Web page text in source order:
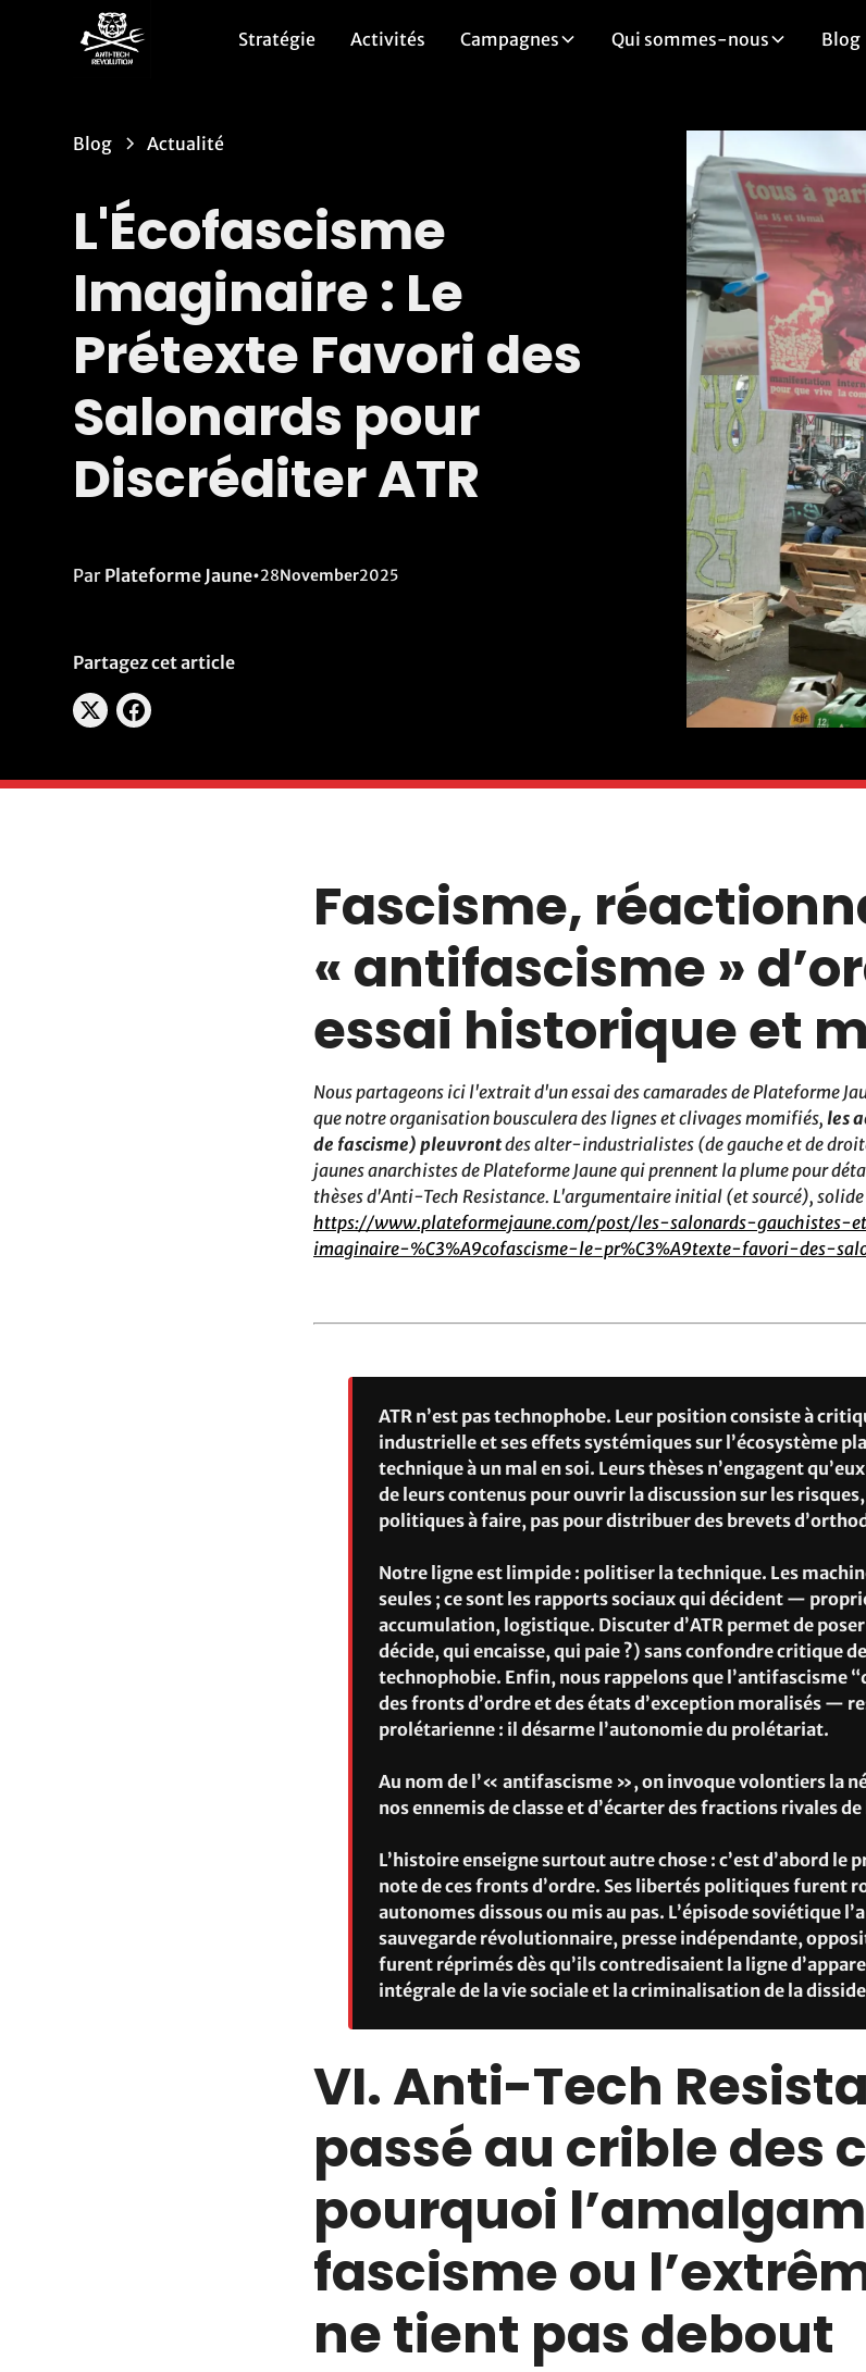
Stratégie Activités Campagnes Qui sommes-nous Blog
Blog Actualité
L'Écofascisme
Imaginaire : Le
Prétexte Favori des
Salonards pour
Discréditer ATR
Par Plateforme Jaune•28November2025
Partagez cet article
Fascisme,
« antifascisme »
essai historique et
Nous partageons ici l'extrait d'un essai des camarades de Plateforme
que notre organisation bousculera des lignes et clivages momifiés, les
de fascisme) pleuvrontdes alter-industrialistes (de gauche et de
jaunes anarchistes de Plateforme Jaune qui prennent la plume pour
thèses d'Anti-Tech Resistance. L'argumentaire initial (et sourcé),
https://www.plateformejaune.com/post/les-salonards-gauchistes-
imaginaire-%C3%A9cofascisme-le-pr%C3%A9texte-favori-des-
ATR n’est pas technophobe. Leur position consiste à
industrielle et ses effets systémiques sur l’écosystème
technique à un mal en soi. Leurs thèses n’engagent
de leurs contenus pour ouvrir la discussion sur les
politiques à faire, pas pour distribuer des brevets
Notre ligne est limpide : politiser la technique. Les
seules ; ce sont les rapports sociaux qui décident —
accumulation, logistique. Discuter d’ATR permet de
décide, qui encaisse, qui paie ?) sans confondre critique
technophobie. Enfin, nous rappelons que l’antifascisme
des fronts d’ordre et des états d’exception moralisés —
prolétarienne : il désarme l’autonomie du prolétariat.
Au nom de l’« antifascisme », on invoque volontiers la
nos ennemis de classe et d’écarter des fractions rivales
L’histoire enseigne surtout autre chose : c’est d’abord le
note de ces fronts d’ordre. Ses libertés politiques furent
autonomes dissous ou mis au pas. L’épisode soviétique
sauvegarde révolutionnaire, presse indépendante,
furent réprimés dès qu’ils contredisaient la ligne
intégrale de la vie sociale et la criminalisation de la
VI. Anti-Tech
passé au crible des
pourquoi
fascisme ou
ne tient pas debout